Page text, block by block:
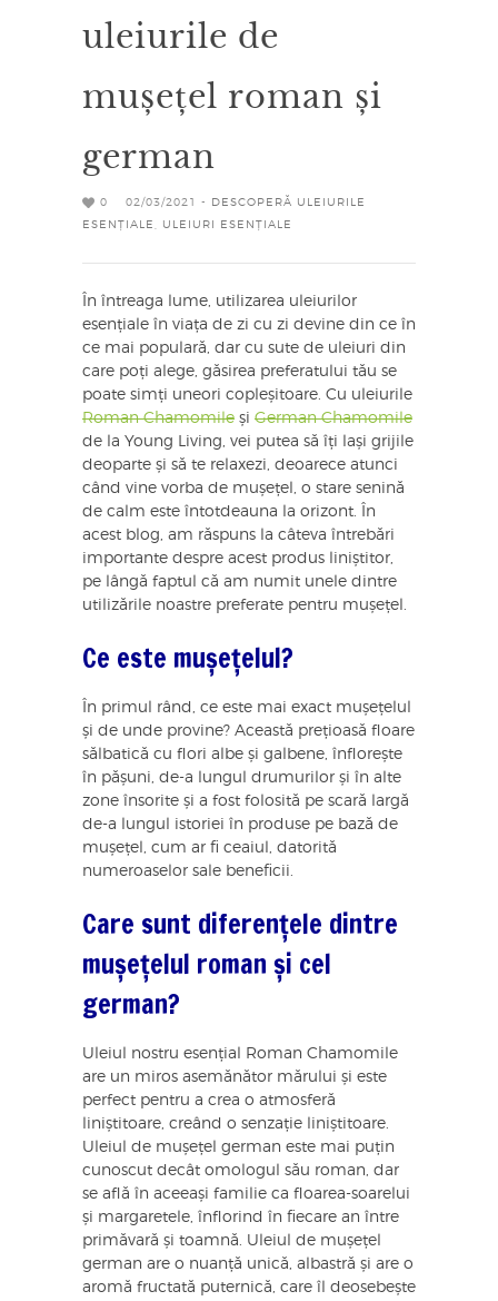
uleiurile de
mușețel roman și
german
0 02/03/2021 -
DESCOPERĂ ULEIURILE
ESENȚIALE
ULEIURI ESENȚIALE
În întreaga lume, utilizarea uleiurilor
esențiale în viața de zi cu zi devine din ce în
ce mai populară, dar cu sute de uleiuri din
care poți alege, găsirea preferatului tău se
poate simți uneori copleșitoare. Cu uleiurile
Roman Chamomile și German Chamomile
de la Young Living, vei putea să îți lași grijile
deoparte și să te relaxezi, deoarece atunci
când vine vorba de mușețel, o stare senină
de calm este întotdeauna la orizont. În
acest blog, am răspuns la câteva întrebări
importante despre acest produs liniștitor,
pe lângă faptul că am numit unele dintre
utilizările noastre preferate pentru mușețel.
Ce este mușețelul?
În primul rând, ce este mai exact mușețelul
și de unde provine? Această prețioasă floare
sălbatică cu flori albe și galbene, înflorește
în pășuni, de-a lungul drumurilor și în alte
zone însorite și a fost folosită pe scară largă
de-a lungul istoriei în produse pe bază de
mușețel, cum ar fi ceaiul, datorită
numeroaselor sale beneficii.
Care sunt diferențele dintre
mușețelul roman și cel
german?
Uleiul nostru esențial Roman Chamomile
are un miros asemănător mărului și este
perfect pentru a crea o atmosferă
liniștitoare, creând o senzație liniștitoare.
Uleiul de mușețel german este mai puțin
cunoscut decât omologul său roman, dar
se află în aceeași familie ca floarea-soarelui
și margaretele, înflorind în fiecare an între
primăvară și toamnă. Uleiul de mușețel
german are o nuanță unică, albastră și are o
aromă fructată puternică, care îl deosebește